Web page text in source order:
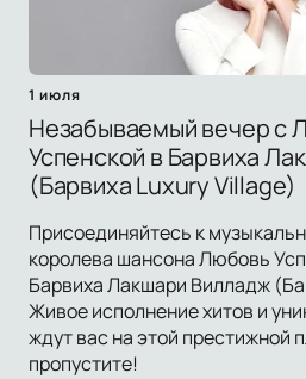
1 июля
Незабываемый вечер с
Успенской в Барвиха
(Барвиха Luxury Village)
Присоединяйтесь к
королева шансона Любовь
Барвиха Лакшари Вилладж
Живое исполнение хитов и
ждут вас на этой престижной
пропустите!